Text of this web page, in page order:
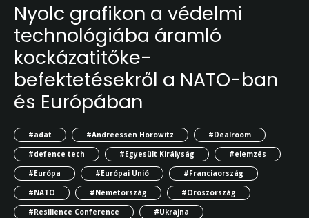
Nyolc grafikon a védelmi
technológiába áramló
kockázatitőke-
befektetésekről a NATO-ban
és Európában
#adat #Andreessen Horowitz
#Dealroom
#defence tech
#Egyesült Királyság
#elemzés
#Európa
#Európai Unió
#Franciaország
#NATO
#Németország
#Oroszország
#Resilience Conference
#Ukrajna